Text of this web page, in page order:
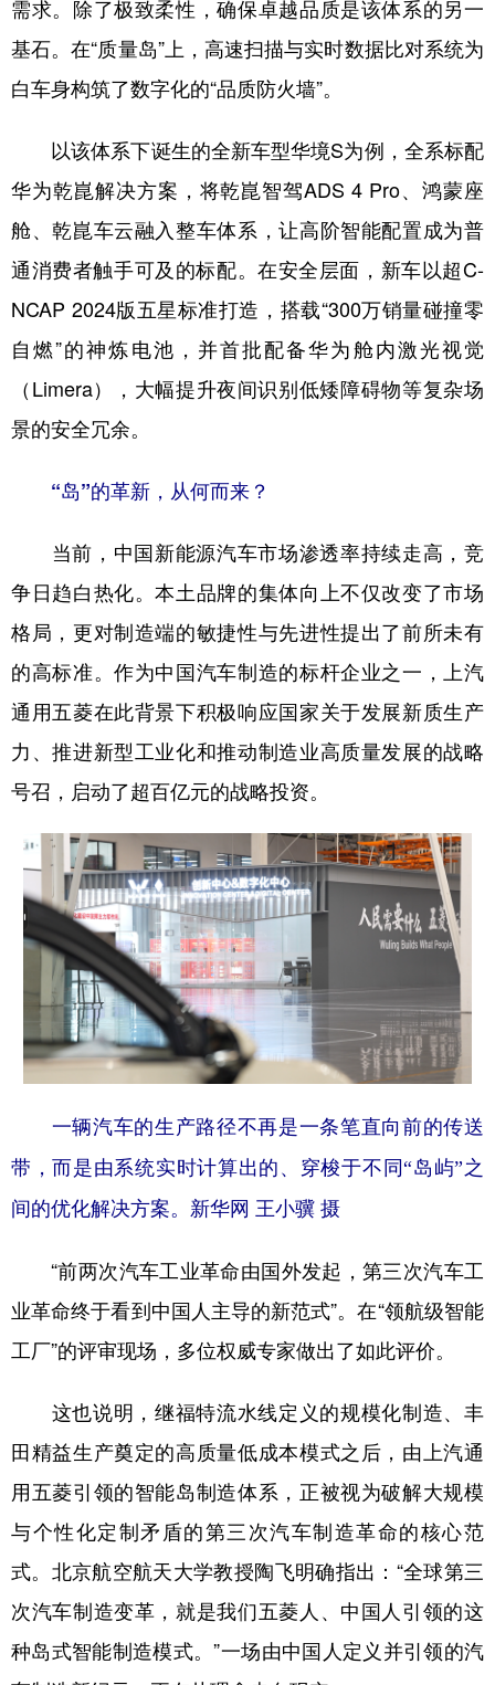
需求。除了极致柔性，确保卓越品质是该体系的另一
基石。在“质量岛”上，高速扫描与实时数据比对系统为
白车身构筑了数字化的“品质防火墙”。
以该体系下诞生的全新车型华境S为例，全系标配
华为乾崑解决方案，将乾崑智驾ADS 4 Pro、鸿蒙座
舱、乾崑车云融入整车体系，让高阶智能配置成为普
通消费者触手可及的标配。在安全层面，新车以超C-
NCAP 2024版五星标准打造，搭载“300万销量碰撞零
自燃”的神炼电池，并首批配备华为舱内激光视觉
（Limera），大幅提升夜间识别低矮障碍物等复杂场
景的安全冗余。
“岛”的革新，从何而来？
当前，中国新能源汽车市场渗透率持续走高，竞
争日趋白热化。本土品牌的集体向上不仅改变了市场
格局，更对制造端的敏捷性与先进性提出了前所未有
的高标准。作为中国汽车制造的标杆企业之一，上汽
通用五菱在此背景下积极响应国家关于发展新质生产
力、推进新型工业化和推动制造业高质量发展的战略
号召，启动了超百亿元的战略投资。
一辆汽车的生产路径不再是一条笔直向前的传送
带，而是由系统实时计算出的、穿梭于不同“岛屿”之
间的优化解决方案。新华网 王小骥 摄
“前两次汽车工业革命由国外发起，第三次汽车工
业革命终于看到中国人主导的新范式”。在“领航级智能
工厂”的评审现场，多位权威专家做出了如此评价。
这也说明，继福特流水线定义的规模化制造、丰
田精益生产奠定的高质量低成本模式之后，由上汽通
用五菱引领的智能岛制造体系，正被视为破解大规模
与个性化定制矛盾的第三次汽车制造革命的核心范
式。北京航空航天大学教授陶飞明确指出：“全球第三
次汽车制造变革，就是我们五菱人、中国人引领的这
种岛式智能制造模式。”一场由中国人定义并引领的汽